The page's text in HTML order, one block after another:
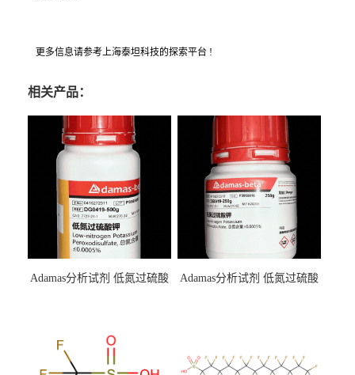
更多信息请参考上海泰坦科技的探索平台 !
相关产品：
Adamas分析试剂 低氮过硫酸
（泰坦现货供应）
Adamas分析试剂 低氮过硫酸